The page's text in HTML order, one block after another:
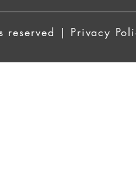
reserved | Privacy